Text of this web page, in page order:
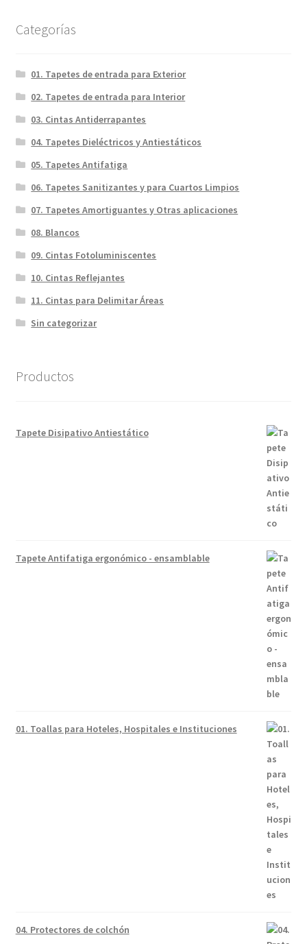
Categorías
01. Tapetes de entrada para Exterior
02. Tapetes de entrada para Interior
03. Cintas Antiderrapantes
04. Tapetes Dieléctricos y Antiestáticos
05. Tapetes Antifatiga
06. Tapetes Sanitizantes y para Cuartos Limpios
07. Tapetes Amortiguantes y Otras aplicaciones
08. Blancos
09. Cintas Fotoluminiscentes
10. Cintas Reflejantes
11. Cintas para Delimitar Áreas
Sin categorizar
Productos
Tapete Disipativo Antiestático
Tapete Antifatiga ergonómico - ensamblable
01. Toallas para Hoteles, Hospitales e Instituciones
04. Protectores de colchón